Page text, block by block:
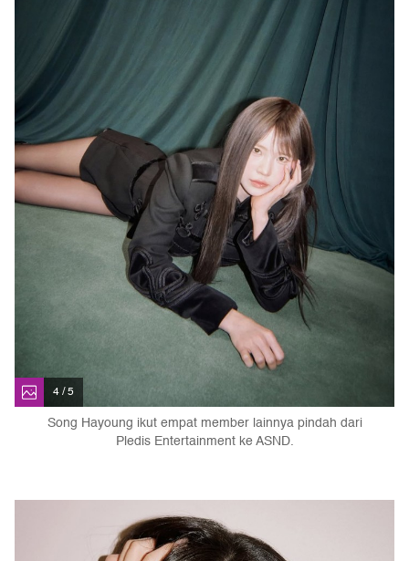
4 / 5
Song Hayoung ikut empat member lainnya pindah dari
Pledis Entertainment ke ASND.